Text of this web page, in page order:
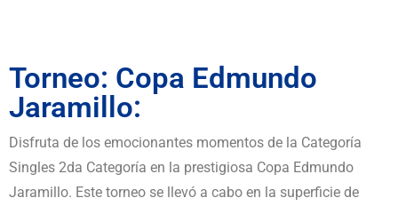
Torneo: Copa Edmundo
Jaramillo:
Disfruta de los emocionantes momentos de la Categoría
Singles 2da Categoría en la prestigiosa Copa Edmundo
Jaramillo. Este torneo se llevó a cabo en la superficie de